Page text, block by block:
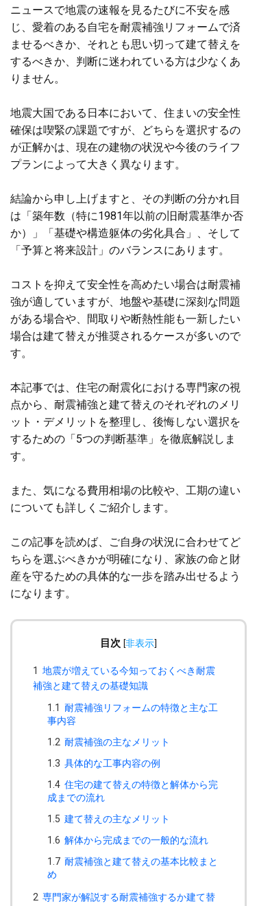
ニュースで地震の速報を見るたびに不安を感
じ、愛着のある自宅を耐震補強リフォームで済
ませるべきか、それとも思い切って建て替えを
するべきか、判断に迷われている方は少なくあ
りません。
地震大国である日本において、住まいの安全性
確保は喫緊の課題ですが、どちらを選択するの
が正解かは、現在の建物の状況や今後のライフ
プランによって大きく異なります。
結論から申し上げますと、その判断の分かれ目
は「築年数（特に1981年以前の旧耐震基準か否
か）」「基礎や構造躯体の劣化具合」、そして
「予算と将来設計」のバランスにあります。
コストを抑えて安全性を高めたい場合は耐震補
強が適していますが、地盤や基礎に深刻な問題
がある場合や、間取りや断熱性能も一新したい
場合は建て替えが推奨されるケースが多いので
す。
本記事では、住宅の耐震化における専門家の視
点から、耐震補強と建て替えのそれぞれのメリ
ット・デメリットを整理し、後悔しない選択を
するための「5つの判断基準」を徹底解説しま
す。
また、気になる費用相場の比較や、工期の違い
についても詳しくご紹介します。
この記事を読めば、ご自身の状況に合わせてど
ちらを選ぶべきかが明確になり、家族の命と財
産を守るための具体的な一歩を踏み出せるよう
になります。
目次 [非表示]
1 地震が増えている今知っておくべき耐震
補強と建て替えの基礎知識
1.1 耐震補強リフォームの特徴と主な工
事内容
1.2 耐震補強の主なメリット
1.3 具体的な工事内容の例
1.4 住宅の建て替えの特徴と解体から完
成までの流れ
1.5 建て替えの主なメリット
1.6 解体から完成までの一般的な流れ
1.7 耐震補強と建て替えの基本比較まと
め
2 専門家が解説する耐震補強するか建て替